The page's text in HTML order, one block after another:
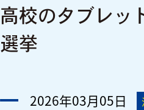
高校のタブレッ
選挙
2026年03月05日